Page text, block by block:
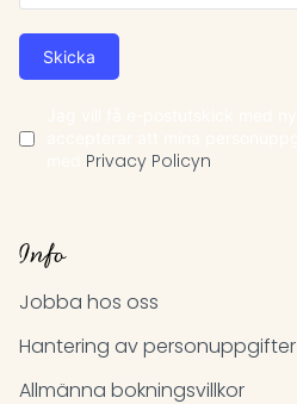
Skicka
Privacy Policyn
Info
Jobba hos oss
Hantering av personuppgifter
Allmänna bokningsvillkor